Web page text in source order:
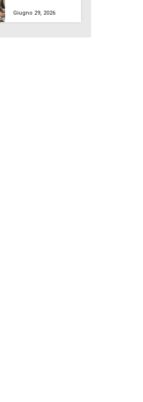
Giugno 29, 2026